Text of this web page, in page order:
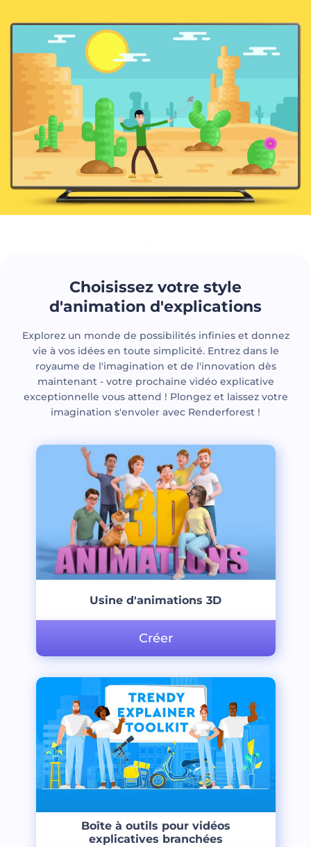
Choisissez votre style
d'animation d'explications
Explorez un monde de possibilités infinies et donnez
vie à vos idées en toute simplicité. Entrez dans le
royaume de l'imagination et de l'innovation dès
maintenant - votre prochaine vidéo explicative
exceptionnelle vous attend ! Plongez et laissez votre
imagination s'envoler avec Renderforest !
Usine d'animations 3D
Créer
Boîte à outils pour vidéos
explicatives branchées